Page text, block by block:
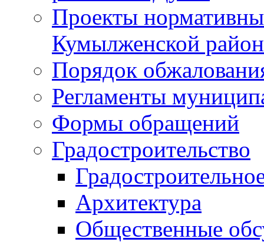
Проекты
Кумылженской
Порядок
Регламенты
Формы обращений
Градостроительство
Архитектура
Общественные